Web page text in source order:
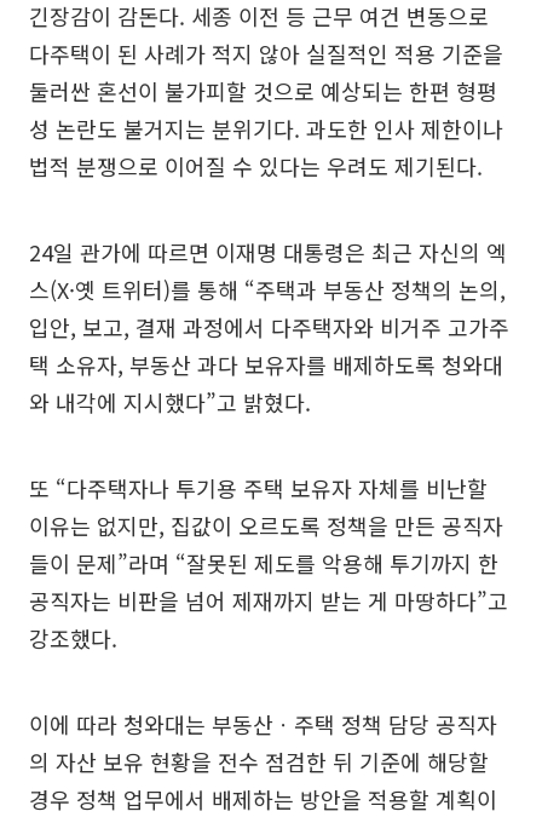
긴장감이 감돈다. 세종 이전 등 근무 여건 변동으로
다주택이 된 사례가 적지 않아 실질적인 적용 기준을
둘러싼 혼선이 불가피할 것으로 예상되는 한편 형평
성 논란도 불거지는 분위기다. 과도한 인사 제한이나
법적 분쟁으로 이어질 수 있다는 우려도 제기된다.
24일 관가에 따르면 이재명 대통령은 최근 자신의 엑
스(X·옛 트위터)를 통해 “주택과 부동산 정책의 논의,
입안, 보고, 결재 과정에서 다주택자와 비거주 고가주
택 소유자, 부동산 과다 보유자를 배제하도록 청와대
와 내각에 지시했다”고 밝혔다.
또 “다주택자나 투기용 주택 보유자 자체를 비난할
이유는 없지만, 집값이 오르도록 정책을 만든 공직자
들이 문제”라며 “잘못된 제도를 악용해 투기까지 한
공직자는 비판을 넘어 제재까지 받는 게 마땅하다”고
강조했다.
이에 따라 청와대는 부동산ㆍ주택 정책 담당 공직자
의 자산 보유 현황을 전수 점검한 뒤 기준에 해당할
경우 정책 업무에서 배제하는 방안을 적용할 계획이